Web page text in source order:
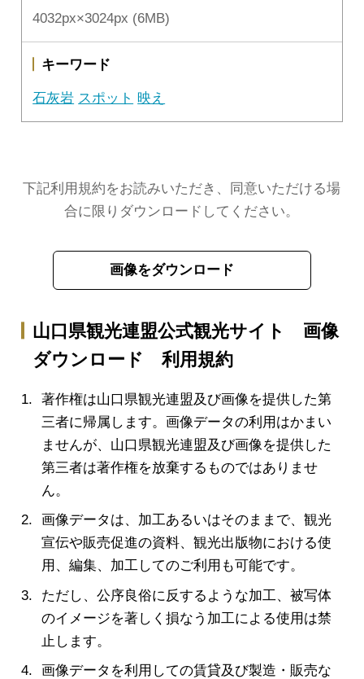
4032px×3024px (6MB)
キーワード
石灰岩 スポット 映え
下記利用規約をお読みいただき、同意いただける場
合に限りダウンロードしてください。
画像をダウンロード
山口県観光連盟公式観光サイト 画像
ダウンロード 利用規約
著作権は山口県観光連盟及び画像を提供した第
三者に帰属します。画像データの利用はかまい
ませんが、山口県観光連盟及び画像を提供した
第三者は著作権を放棄するものではありませ
ん。
画像データは、加工あるいはそのままで、観光
宣伝や販売促進の資料、観光出版物における使
用、編集、加工してのご利用も可能です。
ただし、公序良俗に反するような加工、被写体
のイメージを著しく損なう加工による使用は禁
止します。
画像データを利用しての賃貸及び製造・販売な